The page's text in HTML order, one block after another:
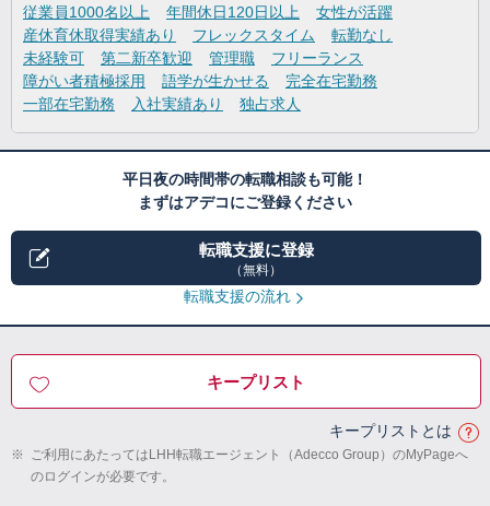
従業員1000名以上
年間休日120日以上
女性が活躍
産休育休取得実績あり
フレックスタイム
転勤なし
未経験可
第二新卒歓迎 管理職
フリーランス
障がい者積極採用
語学が生かせる
完全在宅勤務
一部在宅勤務
入社実績あり 独占求人
平日夜の時間帯の転職相談も可能！
まずはアデコにご登録ください
転職支援に登録
（無料）
転職支援の流れ
キープリスト
キープリストとは
※ ご利用にあたってはLHH転職エージェント（Adecco Group）のMyPageへ
のログインが必要です。